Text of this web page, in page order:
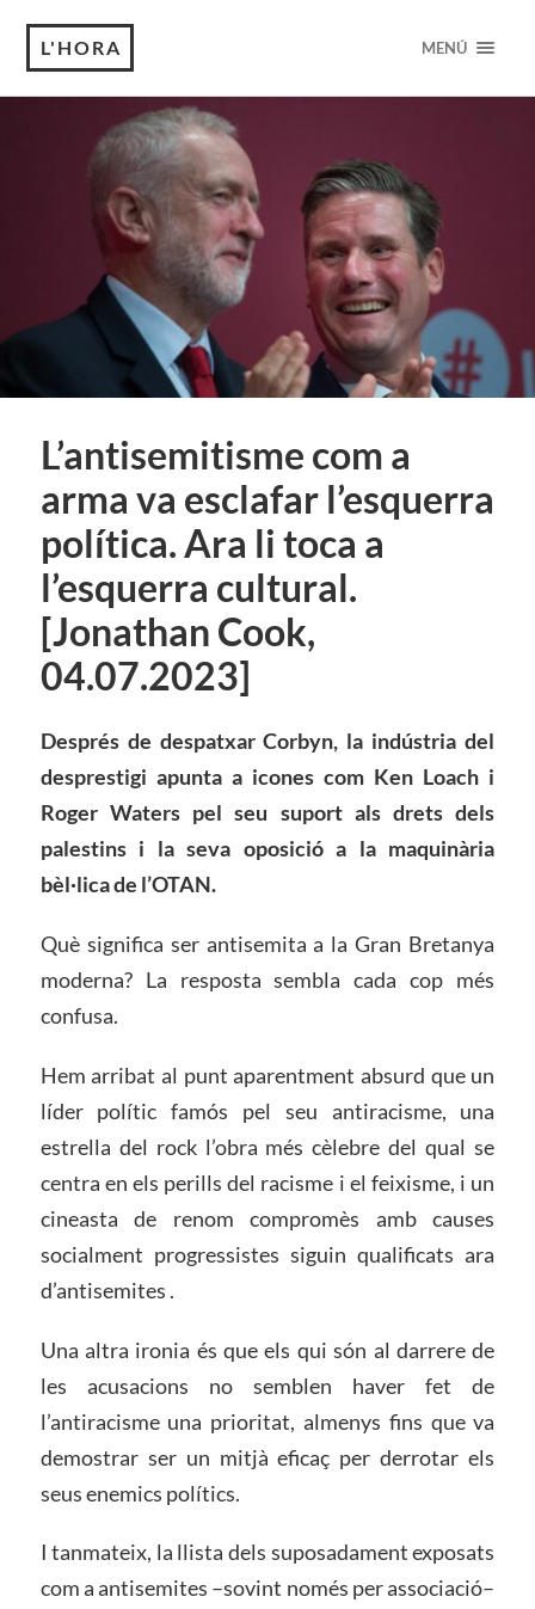
L'HORA MENÚ
L’antisemitisme com a
arma va esclafar l’esquerra
política. Ara li toca a
l’esquerra cultural.
[Jonathan Cook,
04.07.2023]
Després de despatxar Corbyn, la indústria del
desprestigi apunta a icones com Ken Loach i
Roger Waters pel seu suport als drets dels
palestins i la seva oposició a la maquinària
bèl·lica de l’OTAN.
Què significa ser antisemita a la Gran Bretanya
moderna? La resposta sembla cada cop més
confusa.
Hem arribat al punt aparentment absurd que un
líder polític famós pel seu antiracisme, una
estrella del rock l’obra més cèlebre del qual se
centra en els perills del racisme i el feixisme, i un
cineasta de renom compromès amb causes
socialment progressistes siguin qualificats ara
d’antisemites .
Una altra ironia és que els qui són al darrere de
les acusacions no semblen haver fet de
l’antiracisme una prioritat, almenys fins que va
demostrar ser un mitjà eficaç per derrotar els
seus enemics polítics.
I tanmateix, la llista dels suposadament exposats
com a antisemites –sovint només per associació–